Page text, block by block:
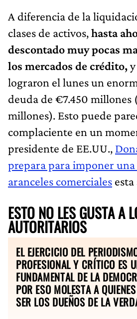
A diferencia de la
clases de activos,hasta
descontado muy pocas
los mercados de crédito,
lograron el lunes un
deuda de €7.450 millones
millones). Esto puede
complaciente en un
presidente de EE.UU.,
prepara para imponer una
aranceles comerciales esta
ESTO NO LES GUSTA A
AUTORITARIOS
EL EJERCICIO DEL
PROFESIONAL Y CRÍTICO ES
FUNDAMENTAL DE LA
POR ESO MOLESTA A
SER LOS DUEÑOS DE LA